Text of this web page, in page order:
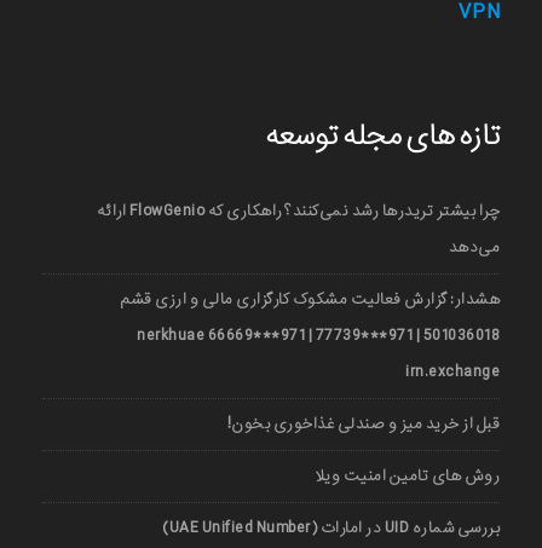
VPN
تازه های مجله توسعه
چرا بیشتر تریدرها رشد نمی‌کنند؟ راهکاری که FlowGenio ارائه
می‌دهد
هشدار: گزارش فعالیت مشکوک کارگزاری مالی و ارزی قشم
501036018 | 971***77739 | 971***66669 nerkhuae
irn.exchange
قبل از خرید میز و صندلی غذاخوری بخون!
روش های تامین امنیت ویلا
بررسی شماره UID در امارات (UAE Unified Number)